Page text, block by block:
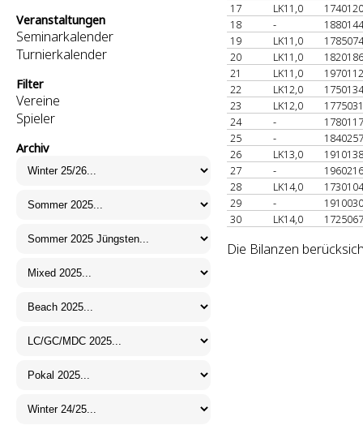
Veranstaltungen
Seminarkalender
Turnierkalender
Filter
Vereine
Spieler
Archiv
17
LK11,0
18
-
19
LK11,0
20
LK11,0
21
LK11,0
22
LK12,0
23
LK12,0
24
-
25
-
26
LK13,0
27
-
28
LK14,0
29
-
30
LK14,0
Die Bilanzen